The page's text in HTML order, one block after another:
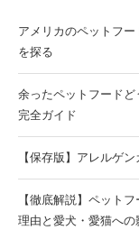
アメリカのペットフ
を探る
余ったペットフード
完全ガイド
【保存版】アレルゲ
【徹底解説】ペット
理由と愛犬・愛猫への